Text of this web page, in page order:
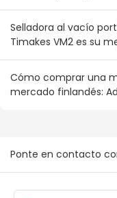
Selladora al vacío
Timakes VM2 es su
Cómo comprar una
mercado finlandés:
Ponte en contacto